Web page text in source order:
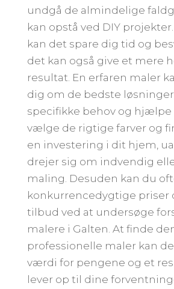
undgå de almindelige
kan opstå ved DIY
kan det spare dig tid og
det kan også give et mere
resultat. En erfaren maler
dig om de bedste
specifikke behov og
vælge de rigtige farver og
en investering i dit hjem,
drejer sig om indvendig
maling. Desuden kan du
konkurrencedygtige priser
tilbud ved at undersøge
malere i Galten. At finde
professionelle maler kan
værdi for pengene og et
lever op til dine